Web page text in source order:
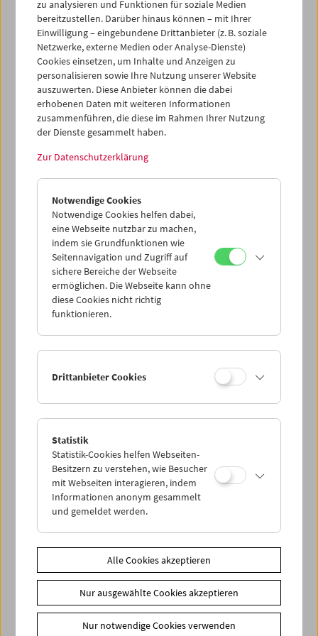
In memoriam Heinrich Wille
16. Dezember 2018
Dr. Heinrich Wille (1938–2018) gründete 1964 gemeinsam
mit Peter Konlechner und Peter Kubelka das
Obmann aktiv. Neben seiner Arbeit als Rechtsanwalt und
seinem Engagement als ÖVP-Politiker hat sich Heinrich
Wille immer mit Begeisterung für den Film und
insbesondere für das Österreichische Filmmuseum
eingesetzt, das ihm 2006 zum Dank für seine
unermüdliche Unterstützung die Ehrenobmannschaft
verlieh. Im vergangenen August ist Heinrich Wille
verstorben – in memoriam würdigt das Filmmuseum
Sidney Lumets Gerichtssaal-Klassiker
Davor
sprechen Peter Kubelka, Alexander Horwath und
Filmmuseums-Obmann Daniel Charim zum Gedenken.
Zusätzliche Materialien
2018 - In memoriam Heinrich Wille
Geschichte des Filmmuseums
Share on
Spielplan
Vorschau Sept / Okt 2026
Regelmäßige Programme
zu analysieren und Funktionen für soziale Medien
bereitzustellen. Darüber hinaus können – mit Ihrer
Einwilligung – eingebundene Drittanbieter (z. B. soziale
Netzwerke, externe Medien oder Analyse-Dienste)
Cookies einsetzen, um Inhalte und Anzeigen zu
personalisieren sowie Ihre Nutzung unserer Website
auszuwerten. Diese Anbieter können die dabei
erhobenen Daten mit weiteren Informationen
zusammenführen, die diese im Rahmen Ihrer Nutzung
der Dienste gesammelt haben.
Zur Datenschutzerklärung
Notwendige Cookies
Notwendige Cookies helfen dabei,
eine Webseite nutzbar zu machen,
indem sie Grundfunktionen wie
Seitennavigation und Zugriff auf
sichere Bereiche der Webseite
ermöglichen. Die Webseite kann ohne
diese Cookies nicht richtig
funktionieren.
Drittanbieter Cookies
Statistik
Statistik-Cookies helfen Webseiten-
Besitzern zu verstehen, wie Besucher
mit Webseiten interagieren, indem
Informationen anonym gesammelt
und gemeldet werden.
Alle Cookies akzeptieren
Nur ausgewählte Cookies akzeptieren
Nur notwendige Cookies verwenden